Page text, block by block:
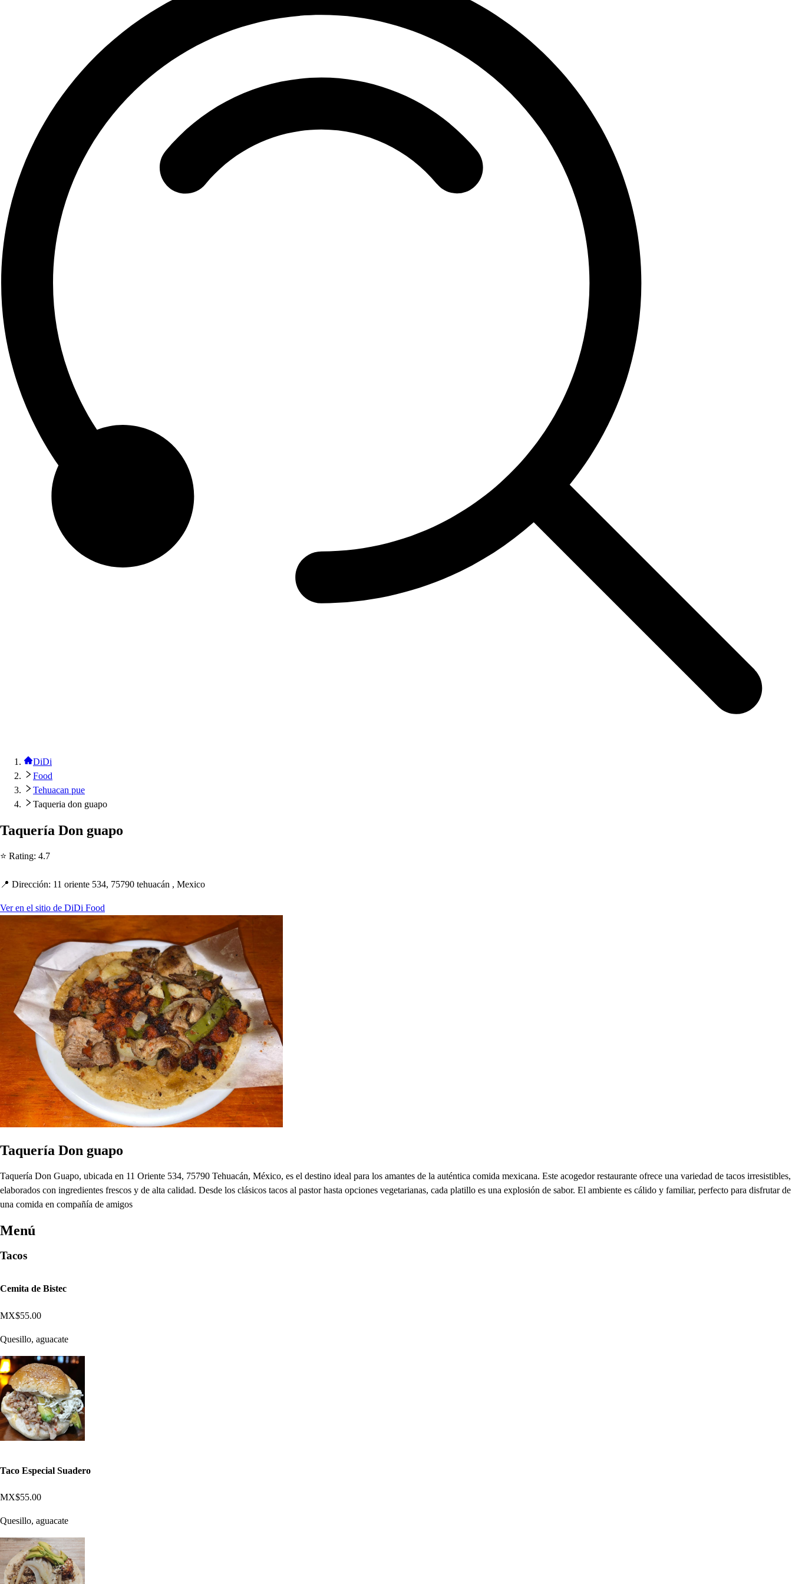
DiDi
Food
Tehuacan pue
Taqueria don guapo
Taquería Don guapo
⭐ Rating: 4.7
📍 Dirección: 11 oriente 534, 75790 tehuacán , Mexico
Ver en el sitio de DiDi Food
Taquería Don guapo
Taquería Don Guapo, ubicada en 11 Oriente 534, 75790 Tehuacán, México, es el destino ideal para los amantes de la auténtica comida mexicana. Este acogedor restaurante ofrece una variedad de tacos irresistibles,
elaborados con ingredientes frescos y de alta calidad. Desde los clásicos tacos al pastor hasta opciones vegetarianas, cada platillo es una explosión de sabor. El ambiente es cálido y familiar, perfecto para disfrutar de
una comida en compañía de amigos
Menú
Tacos
Cemita de Bistec
MX$55.00
Quesillo, aguacate
Taco Especial Suadero
MX$55.00
Quesillo, aguacate